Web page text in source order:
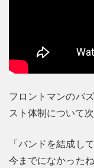
フロントマンのバ
スト体制について
「バンドを結成し
今までになかった